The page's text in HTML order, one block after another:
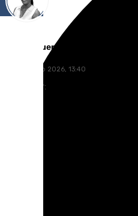
Blanca Guerrero
lunes, 6 julio 2026, 13:40
Compartir: